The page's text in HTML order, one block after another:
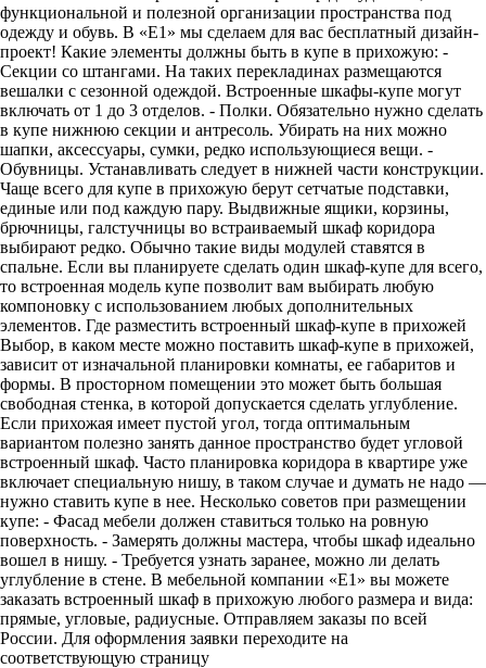
функциональной и полезной организации пространства под
одежду и обувь. В «E1» мы сделаем для вас бесплатный дизайн-
проект! Какие элементы должны быть в купе в прихожую: -
Секции со штангами. На таких перекладинах размещаются
вешалки с сезонной одеждой. Встроенные шкафы-купе могут
включать от 1 до 3 отделов. - Полки. Обязательно нужно сделать
в купе нижнюю секции и антресоль. Убирать на них можно
шапки, аксессуары, сумки, редко использующиеся вещи. -
Обувницы. Устанавливать следует в нижней части конструкции.
Чаще всего для купе в прихожую берут сетчатые подставки,
единые или под каждую пару. Выдвижные ящики, корзины,
брючницы, галстучницы во встраиваемый шкаф коридора
выбирают редко. Обычно такие виды модулей ставятся в
спальне. Если вы планируете сделать один шкаф-купе для всего,
то встроенная модель купе позволит вам выбирать любую
компоновку с использованием любых дополнительных
элементов. Где разместить встроенный шкаф-купе в прихожей
Выбор, в каком месте можно поставить шкаф-купе в прихожей,
зависит от изначальной планировки комнаты, ее габаритов и
формы. В просторном помещении это может быть большая
свободная стенка, в которой допускается сделать углубление.
Если прихожая имеет пустой угол, тогда оптимальным
вариантом полезно занять данное пространство будет угловой
встроенный шкаф. Часто планировка коридора в квартире уже
включает специальную нишу, в таком случае и думать не надо —
нужно ставить купе в нее. Несколько советов при размещении
купе: - Фасад мебели должен ставиться только на ровную
поверхность. - Замерять должны мастера, чтобы шкаф идеально
вошел в нишу. - Требуется узнать заранее, можно ли делать
углубление в стене. В мебельной компании «E1» вы можете
заказать встроенный шкаф в прихожую любого размера и вида:
прямые, угловые, радиусные. Отправляем заказы по всей
России. Для оформления заявки переходите на
соответствующую страницу